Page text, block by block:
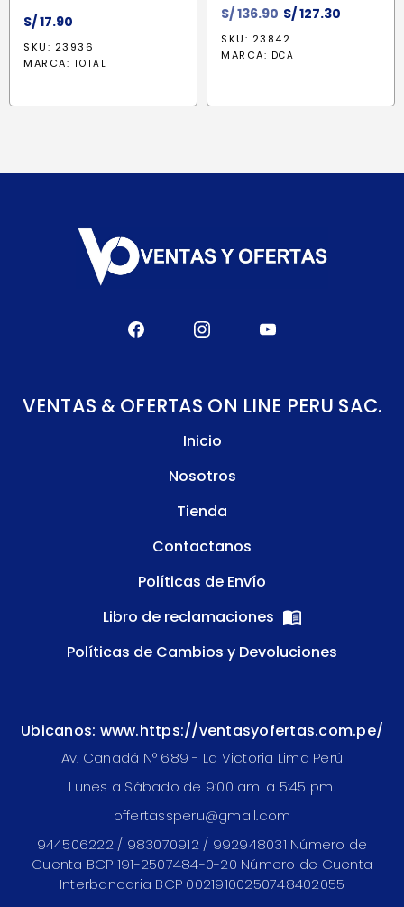
S/17.90
SKU: 23936
MARCA: TOTAL
S/136.90 El
precio
original
S/127.30
SKU: 23842
MARCA: DCA
VENTAS & OFERTAS ON LINE PERU SAC.
Inicio
Nosotros
Tienda
Contactanos
Políticas de Envío
Libro de reclamaciones
Políticas de Cambios y Devoluciones
Ubicanos: www.https://ventasyofertas.com.pe/
Av. Canadá N° 689 - La Victoria Lima Perú
Lunes a Sábado de 9:00 am. a 5:45 pm.
offertassperu@gmail.com
944506222 / 983070912 / 992948031 Número de
Cuenta BCP 191-2507484-0-20 Número de Cuenta
Interbancaria BCP 00219100250748402055